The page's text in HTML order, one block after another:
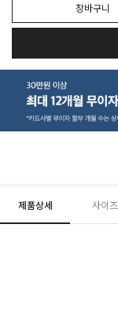
장바구니
제품상세 사이즈